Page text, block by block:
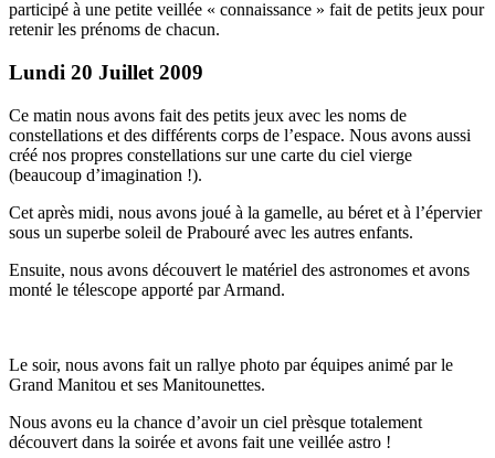
participé à une petite veillée « connaissance » fait de petits jeux pour
retenir les prénoms de chacun.
Lundi 20 Juillet 2009
Ce matin nous avons fait des petits jeux avec les noms de
constellations et des différents corps de l’espace. Nous avons aussi
créé nos propres constellations sur une carte du ciel vierge
(beaucoup d’imagination !).
Cet après midi, nous avons joué à la gamelle, au béret et à l’épervier
sous un superbe soleil de Prabouré avec les autres enfants.
Ensuite, nous avons découvert le matériel des astronomes et avons
monté le télescope apporté par Armand.
Le soir, nous avons fait un rallye photo par équipes animé par le
Grand Manitou et ses Manitounettes.
Nous avons eu la chance d’avoir un ciel prèsque totalement
découvert dans la soirée et avons fait une veillée astro !